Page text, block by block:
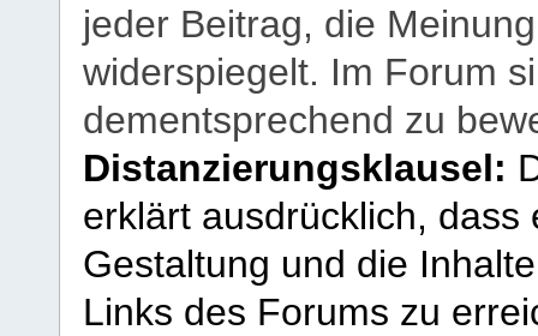
jeder Beitrag, die
widerspiegelt. Im Forum
dementsprechend zu
Distanzierungsklausel:
erklärt ausdrücklich,
Gestaltung und die
Links des Forums zu